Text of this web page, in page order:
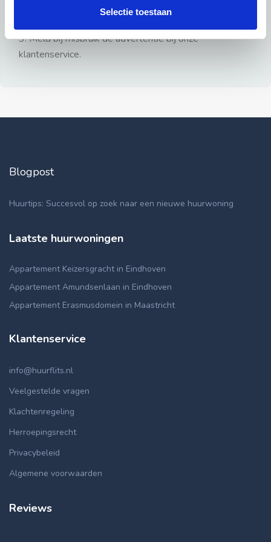
Selectie toestaan
3: Meld bij misbruik de advertentie bij onze
klantenservice.
Blogpost
Huurtips: Succesvol op zoek naar een nieuwe huurwoning
Laatste huurwoningen
Appartement Keizersgracht in Eindhoven
Appartement Amundsenlaan in Eindhoven
Appartement Erasmusdomein in Maastricht
Klantenservice
info@huurflits.nl
Veelgestelde vragen
Klachtenregeling
Herroepingsrecht
Privacybeleid
Algemene voorwaarden
Reviews